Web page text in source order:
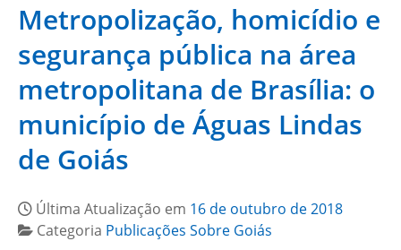
Metropolização, homicídio e
segurança pública na área
metropolitana de Brasília: o
município de Águas Lindas
de Goiás
Última Atualização em 16 de outubro de 2018
Categoria Publicações Sobre Goiás